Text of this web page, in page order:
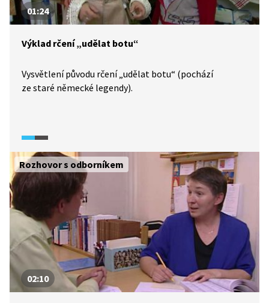
01:24
Výklad rčení „udělat botu“
Vysvětlení původu rčení „udělat botu“ (pochází
ze staré německé legendy).
Rozhovor s odborníkem
02:10